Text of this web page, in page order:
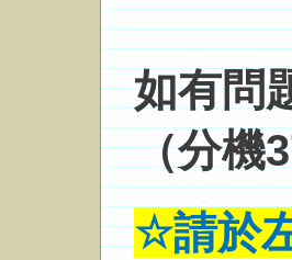
如有問
（分機
☆請於